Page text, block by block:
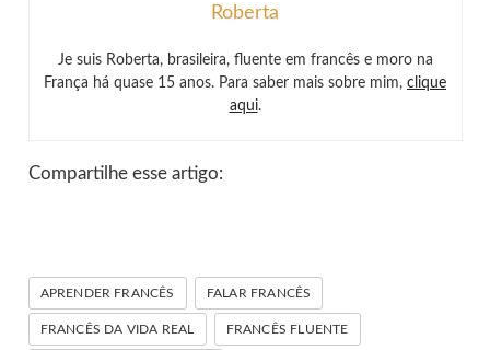
Roberta
Je suis Roberta, brasileira, fluente em francês e moro na
França há quase 15 anos. Para saber mais sobre mim, clique
aqui.
Compartilhe esse artigo:
APRENDER FRANCÊS FALAR FRANCÊS
FRANCÊS DA VIDA REAL FRANCÊS FLUENTE